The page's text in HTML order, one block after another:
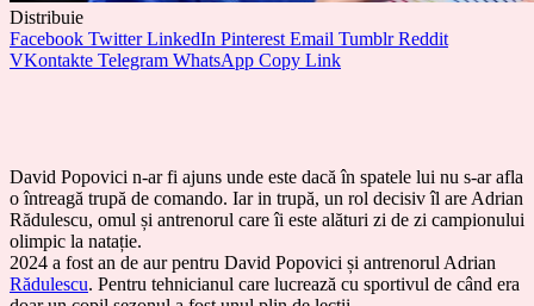
Distribuie
Facebook Twitter LinkedIn Pinterest Email Tumblr Reddit
VKontakte Telegram WhatsApp Copy Link
David Popovici n-ar fi ajuns unde este dacă în spatele lui nu s-ar afla
o întreagă trupă de comando. Iar in trupă, un rol decisiv îl are Adrian
Rădulescu, omul și antrenorul care îi este alături zi de zi campionului
olimpic la natație.
2024 a fost an de aur pentru David Popovici și antrenorul Adrian
Rădulescu. Pentru tehnicianul care lucrează cu sportivul de când era